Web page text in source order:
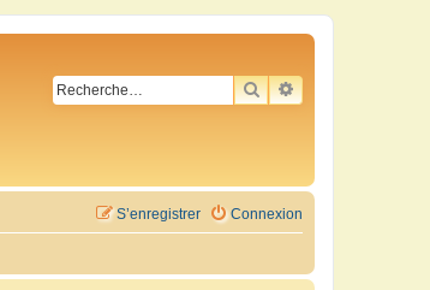
RECHERCHER
RECHERCHE
Connexion
S’enregistrer